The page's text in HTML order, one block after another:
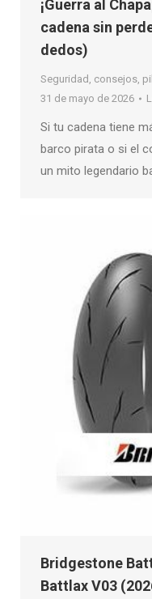
¡Guerra al
cadena sin
dedos)
Seguridad, consejos,
31 de mayo de 2026
Si tu cadena tiene
barco pirata o si el
un mito legendario
Bridgestone
Battlax V03